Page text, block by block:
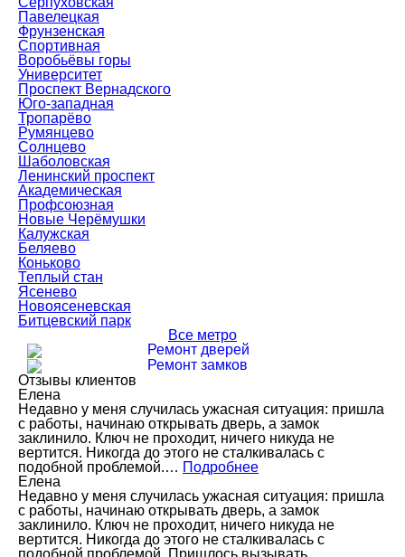
Павелецкая
Фрунзенская
Спортивная
Воробьёвы горы
Университет
Проспект Вернадского
Юго-западная
Тропарёво
Румянцево
Солнцево
Шаболовская
Ленинский проспект
Академическая
Профсоюзная
Новые Черёмушки
Калужская
Беляево
Коньково
Теплый стан
Ясенево
Новоясеневская
Битцевский парк
Все метро
Ремонт дверей
Ремонт замков
Отзывы клиентов
Елена
Недавно у меня случилась ужасная ситуация: пришла
с работы, начинаю открывать дверь, а замок
заклинило. Ключ не проходит, ничего никуда не
вертится. Никогда до этого не сталкивалась с
подобной проблемой.… Подробнее
Елена
Недавно у меня случилась ужасная ситуация: пришла
с работы, начинаю открывать дверь, а замок
заклинило. Ключ не проходит, ничего никуда не
вертится. Никогда до этого не сталкивалась с
подобной проблемой. Пришлось вызывать